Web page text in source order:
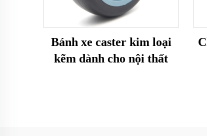
Bánh xe caster kim loại
kẽm dành cho nội thất